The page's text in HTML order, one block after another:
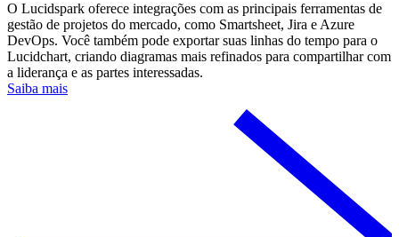
O Lucidspark oferece integrações com as principais ferramentas de
gestão de projetos do mercado, como Smartsheet, Jira e Azure
DevOps. Você também pode exportar suas linhas do tempo para o
Lucidchart, criando diagramas mais refinados para compartilhar com
a liderança e as partes interessadas.
Saiba mais